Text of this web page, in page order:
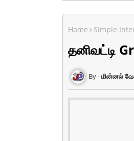
Home Simple
தனிவட்டி
மின்னல்